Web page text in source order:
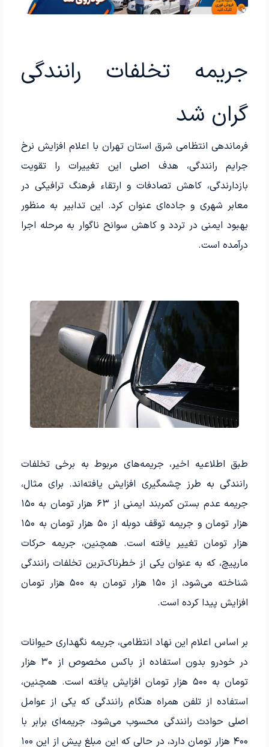
جریمه تخلفات رانندگی
گران شد
فرماندهی انتظامی شرق استان تهران با اعلام افزایش نرخ
جرایم رانندگی، هدف اصلی این تغییرات را تقویت
بازدارندگی، کاهش تصادفات و ارتقاء فرهنگ ترافیکی در
معابر شهری و جاده‌ای عنوان کرد. این تدابیر به منظور
بهبود ایمنی در تردد و کاهش سوانح ناگوار به مرحله اجرا
درآمده است.
طبق اطلاعیه اخیر، جریمه‌های مربوط به برخی تخلفات
رانندگی به طرز چشمگیری افزایش یافته‌اند. برای مثال،
جریمه عدم بستن کمربند ایمنی از ۶۳ هزار تومان به ۱۵۰
هزار تومان و جریمه توقف دوبله از ۵۰ هزار تومان به ۱۵۰
هزار تومان تغییر یافته است. همچنین، جریمه حرکات
مارپیچ، که به عنوان یکی از خطرناک‌ترین تخلفات رانندگی
شناخته می‌شود، از ۱۵۰ هزار تومان به ۵۰۰ هزار تومان
افزایش پیدا کرده است.
بر اساس اعلام این نهاد انتظامی، جریمه نگهداری حیوانات
در خودرو بدون استفاده از باکس مخصوص از ۳۰ هزار
تومان به ۵۰۰ هزار تومان افزایش یافته است. همچنین،
استفاده از تلفن همراه هنگام رانندگی که یکی از عوامل
اصلی حوادث رانندگی محسوب می‌شود، جریمه‌ای برابر با
۴۰۰ هزار تومان دارد، در حالی که این مبلغ پیش از این ۱۰۰